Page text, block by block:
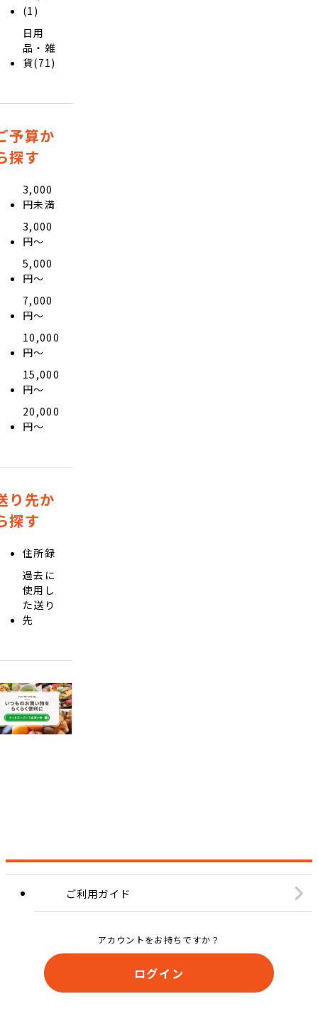
(1)
日用
品・雑
貨(71)
予算か
探す
3,000
円未満
3,000
円〜
5,000
円〜
7,000
円〜
10,000
円〜
15,000
円〜
20,000
円〜
り先か
探す
住所録
過去に
使用し
た送り
先
ご利用ガイド
アカウントをお持ちですか？
ログイン